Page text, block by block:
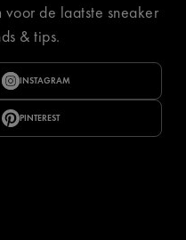
de laatste sneaker
& tips.
INSTAGRAM
PINTEREST